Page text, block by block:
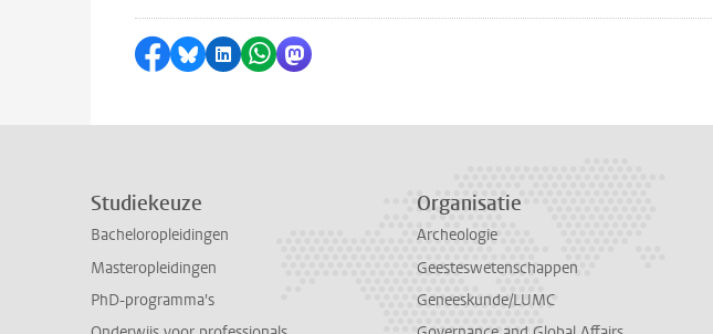
Delen op Facebook
Delen via Bluesky
Delen op LinkedIn
Delen via WhatsApp
Delen via Mastodon
Studiekeuze
Bacheloropleidingen
Masteropleidingen
PhD-programma's
Organisatie
Archeologie
Geesteswetenschappen
Geneeskunde/LUMC